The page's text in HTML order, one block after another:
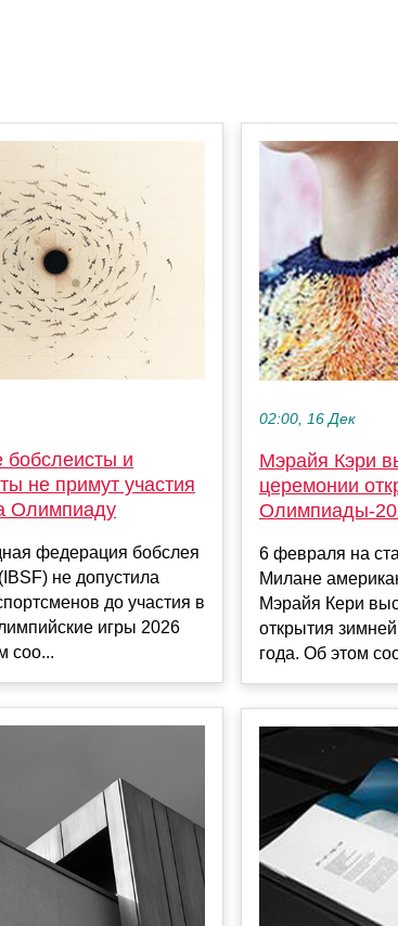
бобслеисты и
не примут участия
Олимпиаду
федерация бобслея
не допустила
до участия в
игры 2026
соо...
02:00, 16 Дек
Мэрайя Кэри
церемонии
Олимпиады-
6 февраля на
Милане
Мэрайя Кери
открытия
года. Об этом